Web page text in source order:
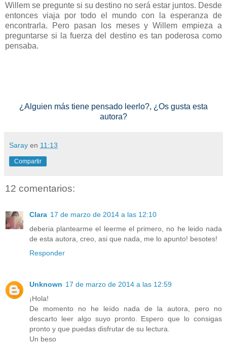
Willem se pregunte si su destino no será estar juntos. Desde
entonces viaja por todo el mundo con la esperanza de
encontrarla. Pero pasan los meses y Willem empieza a
preguntarse si la fuerza del destino es tan poderosa como
pensaba.
¿Alguien más tiene pensado leerlo?, ¿Os gusta esta
autora?
Saray en 11:13
Compartir
12 comentarios:
Clara 17 de marzo de 2014 a las 12:10
deberia plantearme el leerme el primero, no he leido nada
de esta autora, creo, asi que nada, me lo apunto! besotes!
Responder
Unknown 17 de marzo de 2014 a las 12:59
¡Hola!
De momento no he leído nada de la autora, pero no
descarto leer algo suyo pronto. Espero que lo consigas
pronto y que puedas disfrutar de su lectura.
Un beso